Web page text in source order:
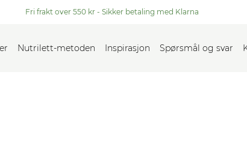
Fri frakt over 550 kr - Sikker betaling med Klarna
Nutrilett-metoden Inspirasjon Spørsmål og svar